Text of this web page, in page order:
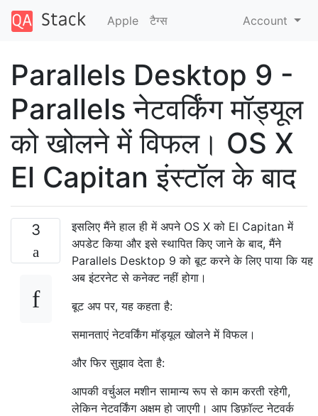
Apple टैग्‍स Account
Parallels Desktop 9 -
Parallels नेटवर्किंग मॉड्यूल
को खोलने में विफल। OS X
El Capitan इंस्टॉल के बाद
3
इसलिए मैंने हाल ही में अपने OS X को El Capitan में
अपडेट किया और इसे स्थापित किए जाने के बाद, मैंने
Parallels Desktop 9 को बूट करने के लिए पाया कि यह
अब इंटरनेट से कनेक्ट नहीं होगा।
बूट अप पर, यह कहता है:
समानताएं नेटवर्किंग मॉड्यूल खोलने में विफल।
और फिर सुझाव देता है:
आपकी वर्चुअल मशीन सामान्य रूप से काम करती रहेगी,
लेकिन नेटवर्किंग अक्षम हो जाएगी। आप डिफ़ॉल्ट नेटवर्क